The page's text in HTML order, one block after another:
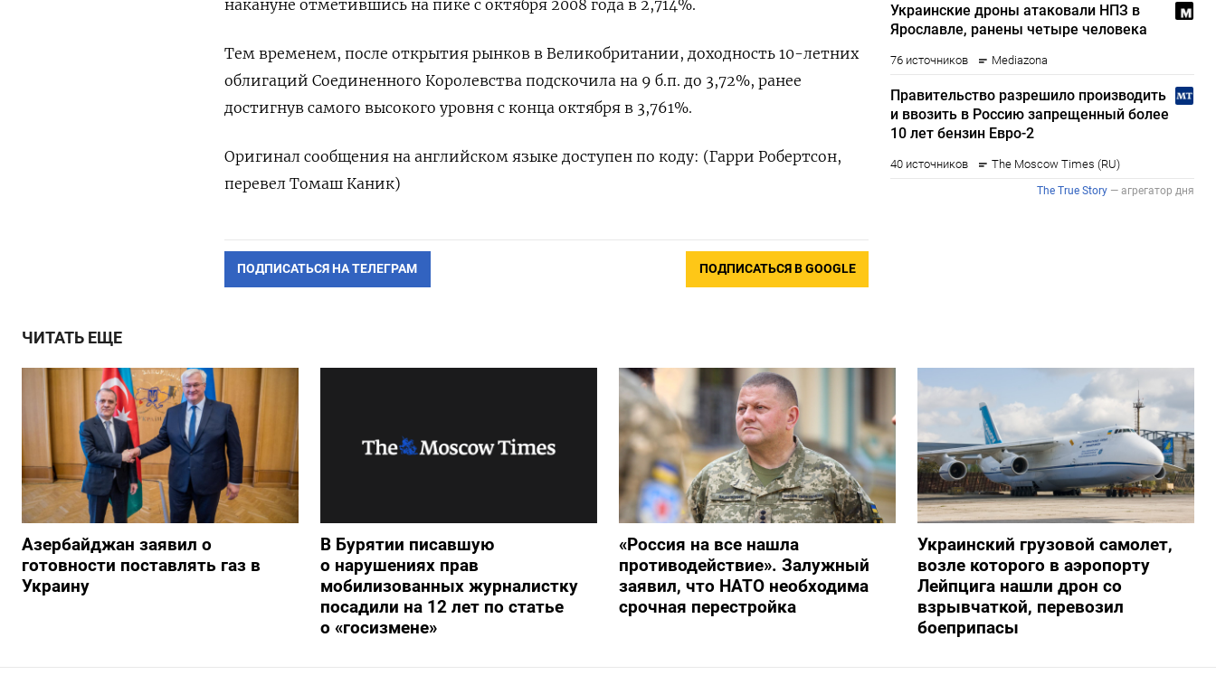
накануне отметившись на пике с октября 2008 года в 2,714%.
Тем временем, после открытия рынков в Великобритании, доходность 10-летних
облигаций Соединенного Королевства подскочила на 9 б.п. до 3,72%, ранее
достигнув самого высокого уровня с конца октября в 3,761%.
Оригинал сообщения на английском языке доступен по коду: (Гарри Робертсон,
перевел Томаш Каник)
ПОДПИСАТЬСЯ НА ТЕЛЕГРАМ ПОДПИСАТЬСЯ В GOOGLE
ЧИТАТЬ ЕЩЕ
Азербайджан заявил о
готовности поставлять газ в
Украину
В Бурятии писавшую
о нарушениях прав
мобилизованных журналистку
посадили на 12 лет по статье
о «госизмене»
«Россия на все нашла
противодействие». Залужный
заявил, что НАТО необходима
срочная перестройка
Украинский грузовой самолет,
возле которого в аэропорту
Лейпцига нашли дрон со
взрывчаткой, перевозил
боеприпасы